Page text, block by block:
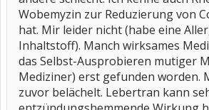
Wobemyzin zur Reduzierung von
hat. Mir leider nicht (habe eine
Inhaltstoff). Manch wirksames
das Selbst-Ausprobieren mutiger
Mediziner) erst gefunden worden.
zuvor belächelt. Lebertran kann